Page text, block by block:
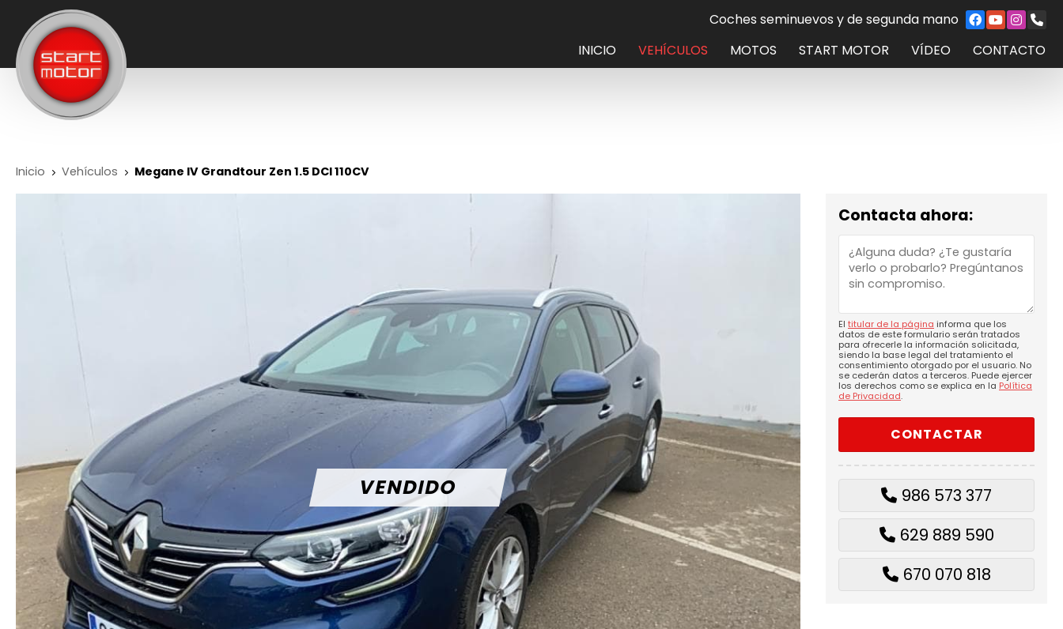
Coches seminuevos y de segunda mano
INICIO
VEHÍCULOS MOTOS START MOTOR VÍDEO CONTACTO
Inicio Vehículos Megane IV Grandtour Zen 1.5 DCI 110CV
Contacta ahora:
El titular de la página informa que los
datos de este formulario serán tratados
para ofrecerle la información solicitada,
siendo la base legal del tratamiento el
consentimiento otorgado por el usuario. No
se cederán datos a terceros. Puede ejercer
los derechos como se explica en la Política
de Privacidad.
986 573 377
629 889 590
670 070 818